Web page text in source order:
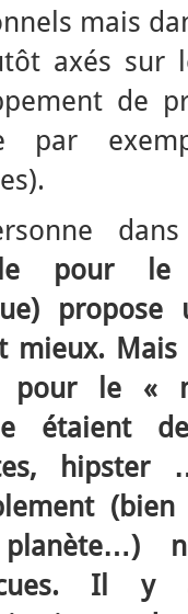
mais
axés sur
de
par
pour le
mieux.
pour le «
étaient
planète…)
Il